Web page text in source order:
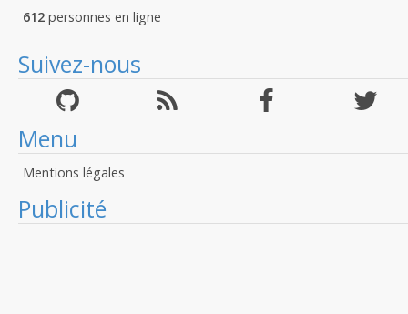
612 personnes en ligne
Suivez-nous
Menu
Mentions légales
Publicité